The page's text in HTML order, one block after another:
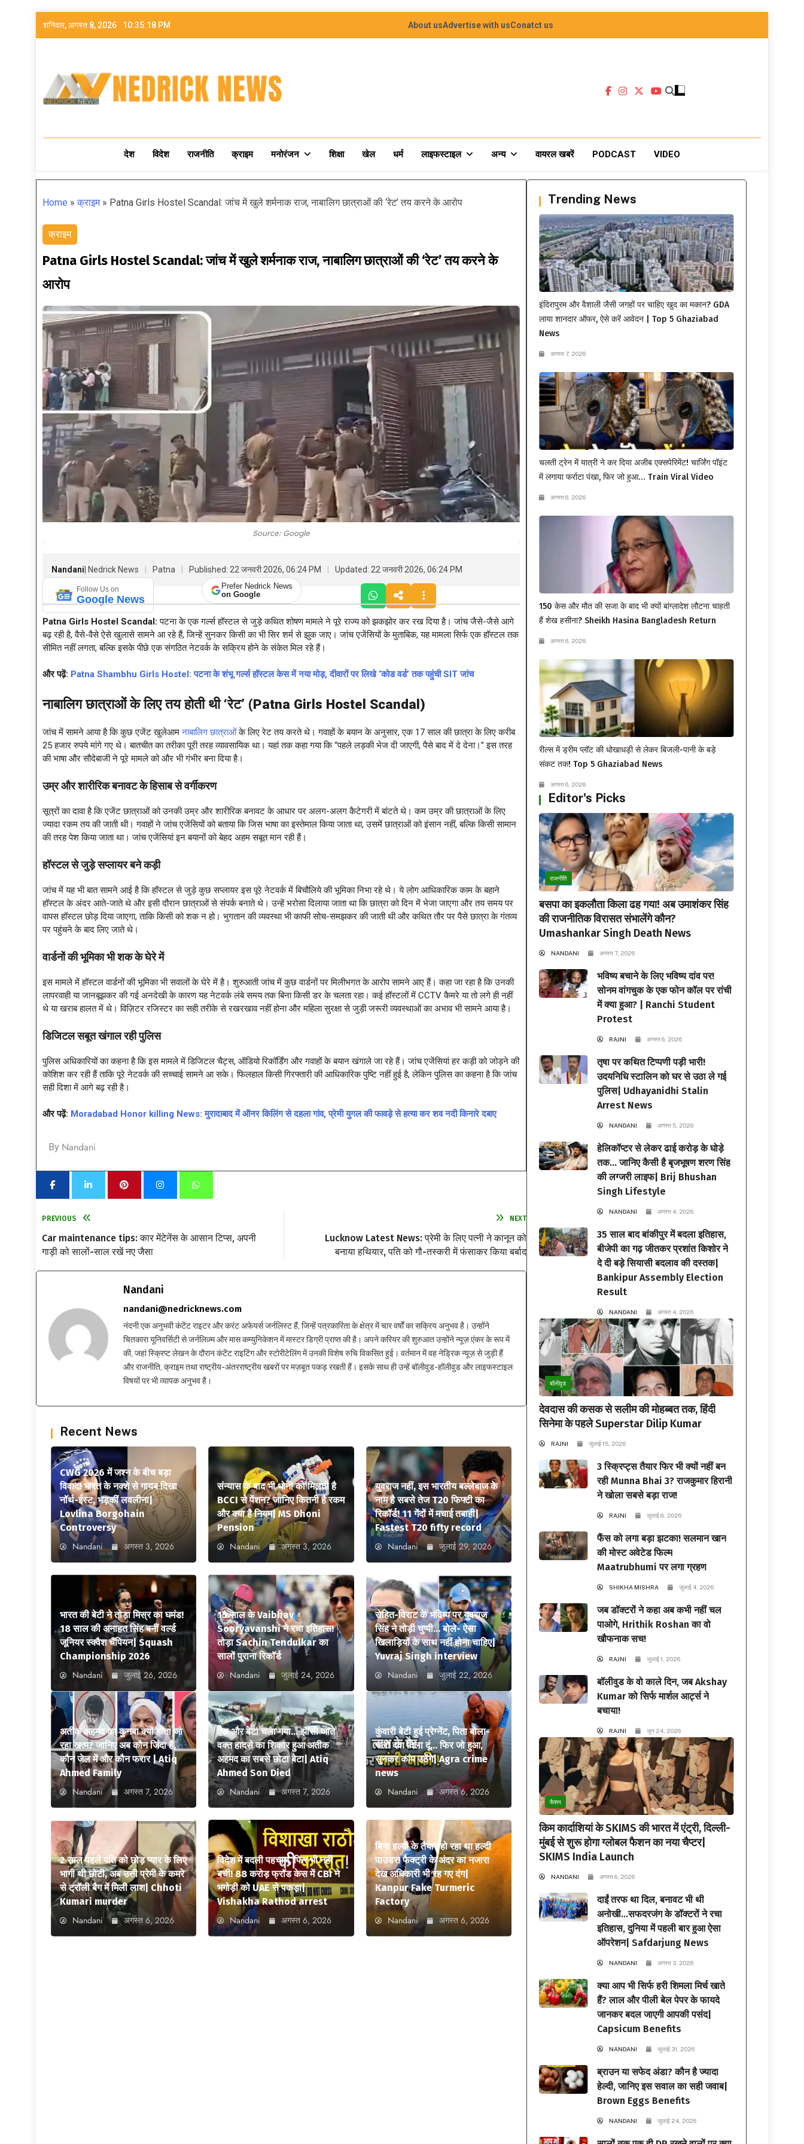
शनिवार, अगस्त 8, 2026 10:35:19 PM About usAdvertise with usConatct us
NEDRICK NEWS
देश विदेश राजनीति क्राइम मनोरंजन शिक्षा खेल धर्म लाइफस्टाइल अन्य वायरल खबरें PODCAST VIDEO
Home »क्राइम» Patna Girls Hostel Scandal: जांच में खुले शर्मनाक राज, नाबालिग छात्राओं की ‘रेट’ तय करने के आरोप
क्राइम
Patna Girls Hostel Scandal: जांच में खुले शर्मनाक राज, नाबालिग छात्राओं की ‘रेट’ तय करने के
आरोप
Source: Google
Nandani | Nedrick News Patna Published: 22 जनवरी 2026, 06:24 PM Updated: 22 जनवरी 2026, 06:24 PM
Follow Us on
Google News
Prefer Nedrick News
on Google
Patna Girls Hostel Scandal: पटना के एक गर्ल्स हॉस्टल से जुड़े कथित शोषण मामले ने पूरे राज्य को झकझोर कर रख दिया है। जांच जैसे-जैसे आगे
बढ़ रही है, वैसे-वैसे ऐसे खुलासे सामने आ रहे हैं, जिन्हें सुनकर किसी का भी सिर शर्म से झुक जाए। जांच एजेंसियों के मुताबिक, यह मामला सिर्फ एक हॉस्टल तक
सीमित नहीं लगता, बल्कि इसके पीछे एक संगठित नेटवर्क के सक्रिय होने के संकेत मिल रहे हैं।
और पढ़ें: Patna Shambhu Girls Hostel: पटना के शंभू गर्ल्स हॉस्टल केस में नया मोड़, दीवारों पर लिखे ‘कोड वर्ड’ तक पहुंची SIT जांच
नाबालिग छात्राओं के लिए तय होती थी‘रेट’ (Patna Girls Hostel Scandal)
जांच में सामने आया है कि कुछ एजेंट खुलेआमनाबालिग छात्राओंके लिए रेट तय करते थे। गवाहों के बयान के अनुसार, एक 17 साल की छात्रा के लिए करीब
25 हजार रुपये मांगे गए थे। बातचीत का तरीका पूरी तरह व्यावसायिक था। यहां तक कहा गया कि “पहले लड़की भेज दी जाएगी, पैसे बाद में दे देना।” इस तरह
की भाषा और सौदेबाजी ने पूरे मामले को और भी गंभीर बना दिया है।
उम्र और शारीरिक बनावट के हिसाब से वर्गीकरण
सूत्रों का दावा है कि एजेंट छात्राओं को उनकी उम्र और शारीरिक बनावट के आधार पर अलग-अलग कैटेगरी में बांटते थे। कम उम्र की छात्राओं के लिए
ज्यादा रकम तय की जाती थी। गवाहों ने जांच एजेंसियों को बताया कि जिस भाषा का इस्तेमाल किया जाता था, उसमें छात्राओं को इंसान नहीं, बल्कि किसी सामान
की तरह पेश किया जाता था। जांच एजेंसियां इन बयानों को बेहद अहम सबूत मान रही हैं।
हॉस्टल से जुड़े सप्लायर बने कड़ी
जांच में यह भी बात सामने आई है कि हॉस्टल से जुड़े कुछ सप्लायर इस पूरे नेटवर्क में बिचौलिये की भूमिका निभा रहे थे। ये लोग आधिकारिक काम के बहाने
हॉस्टल के अंदर आते-जाते थे और इसी दौरान छात्राओं से संपर्क बनाते थे। उन्हें भरोसा दिलाया जाता था कि छात्रा को दिन में भेजा जाएगा और तय समय पर
वापस हॉस्टल छोड़ दिया जाएगा, ताकि किसी को शक न हो। भुगतान की व्यवस्था भी काफी सोच-समझकर की जाती थी और कथित तौर पर पैसे छात्रा के गंतव्य
पर पहुंचने के बाद लिए जाते थे।
वार्डनों की भूमिका भी शक के घेरे में
इस मामले में हॉस्टल वार्डनों की भूमिका भी सवालों के घेरे में है। शुरुआती जांच में कुछ वार्डनों पर मिलीभगत के आरोप सामने आए हैं। कहा जा रहा है कि उनकी
लापरवाही या जानबूझकर की गई अनदेखी के कारण यह नेटवर्क लंबे समय तक बिना किसी डर के चलता रहा। कई हॉस्टलों में CCTV कैमरे या तो लगे ही नहीं
थे या खराब हालत में थे। विज़िटर रजिस्टर का सही तरीके से रखरखाव नहीं होना और महिला सुरक्षा से जुड़ी जरूरी व्यवस्थाओं का अभाव भी सामने आया है।
डिजिटल सबूत खंगाल रही पुलिस
पुलिस अधिकारियों का कहना है कि इस मामले में डिजिटल चैट्स, ऑडियो रिकॉर्डिंग और गवाहों के बयान खंगाले जा रहे हैं। जांच एजेंसियां हर कड़ी को जोड़ने की
कोशिश कर रही हैं ताकि पूरे नेटवर्क की सच्चाई सामने आ सके। फिलहाल किसी गिरफ्तारी की आधिकारिक पुष्टि नहीं हुई है, लेकिन पुलिस का कहना है कि जांच
सही दिशा में आगे बढ़ रही है।
और पढ़ें: Moradabad Honor killing News: मुरादाबाद में ऑनर किलिंग से दहला गांव, प्रेमी युगल की फावड़े से हत्या कर शव नदी किनारे दबाए
By Nandani
PREVIOUS
Car maintenance tips: कार मेंटेनेंस के आसान टिप्स, अपनी
गाड़ी को सालों-साल रखें नए जैसा
NEXT
Lucknow Latest News: प्रेमी के लिए पत्नी ने कानून को
बनाया हथियार, पति को गौ-तस्करी में फंसाकर किया बर्बाद
Nandani
nandani@nedricknews.com
नंदनी एक अनुभवी कंटेंट राइटर और करंट अफेयर्स जर्नलिस्ट हैं, जिन्हें पत्रकारिता के क्षेत्र में चार वर्षों का सक्रिय अनुभव है। उन्होंने
चितकारा यूनिवर्सिटी से जर्नलिज़्म और मास कम्युनिकेशन में मास्टर डिग्री प्राप्त की है। अपने करियर की शुरुआत उन्होंने न्यूज़ एंकर के रूप में
की, जहां स्क्रिप्ट लेखन के दौरान कंटेंट राइटिंग और स्टोरीटेलिंग में उनकी विशेष रुचि विकसित हुई। वर्तमान में वह नेड्रिक न्यूज़ से जुड़ी हैं
और राजनीति, क्राइम तथा राष्ट्रीय-अंतरराष्ट्रीय खबरों पर मज़बूत पकड़ रखती हैं। इसके साथ ही उन्हें बॉलीवुड-हॉलीवुड और लाइफस्टाइल
विषयों पर भी व्यापक अनुभव है।
Recent News
CWG 2026 में जश्न के बीच बड़ा
विवाद! भारत के नक्शे से गायब दिखा
नॉर्थ-ईस्ट, भड़कीं लवलीना|
Lovlina Borgohain
Controversy
Nandani अगस्त 3, 2026
संन्यास के बाद भी धोनी को मिलती है
BCCI से पेंशन? जानिए कितनी है रकम
और क्या है नियम| MS Dhoni
Pension
Nandani अगस्त 3, 2026
युवराज नहीं, इस भारतीय बल्लेबाज के
नाम है सबसे तेज T20 फिफ्टी का
रिकॉर्ड! 11 गेंदों में मचाई तबाही|
Fastest T20 fifty record
Nandani जुलाई 29, 2026
भारत की बेटी ने तोड़ा मिस्र का घमंड!
18 साल की अनाहत सिंह बनीं वर्ल्ड
जूनियर स्क्वैश चैंपियन| Squash
Championship 2026
Nandani जुलाई 26, 2026
15 साल के Vaibhav
Sooryavanshi ने रचा इतिहास!
तोड़ा Sachin Tendulkar का
सालों पुराना रिकॉर्ड
Nandani जुलाई 24, 2026
रोहित-विराट के भविष्य पर युवराज
सिंह ने तोड़ी चुप्पी… बोले- ऐसा
खिलाड़ियों के साथ नहीं होना चाहिए|
Yuvraj Singh interview
Nandani जुलाई 22, 2026
अतीक अहमद का कुनबा क्यों होता जा
रहा खत्म? जानिए अब कौन जिंदा है,
कौन जेल में और कौन फरार | Atiq
Ahmed Family
Nandani अगस्त 7, 2026
एक और बेटा चला गया… झांसी जाते
वक्त हादसे का शिकार हुआ अतीक
अहमद का सबसे छोटा बेटा| Atiq
Ahmed Son Died
Nandani अगस्त 7, 2026
कुंवारी बेटी हुई प्रेग्नेंट, पिता बोला-
चलो दवा दिला दूं… फिर जो हुआ,
सुनकर कांप उठेंगे| Agra crime
news
Nandani अगस्त 6, 2026
2 साल पहले पति को छोड़ प्यार के लिए
भागी थी छोटी, अब उसी प्रेमी के कमरे
से ट्रॉली बैग में मिली लाश| Chhoti
Kumari murder
Nandani अगस्त 6, 2026
विदेश में बदली पहचान, फिर भी नहीं
बची! 88 करोड़ फ्रॉड केस में CBI ने
भगोड़ी को UAE से पकड़ा|
Vishakha Rathod arrest
Nandani अगस्त 6, 2026
बिना हल्दी के तैयार हो रहा था हल्दी
पाउडर! फैक्ट्री के अंदर का नजारा
देख अधिकारी भी रह गए दंग|
Kanpur Fake Turmeric
Factory
Nandani अगस्त 6, 2026
Trending News
इंदिरापुरम और वैशाली जैसी जगहों पर चाहिए खुद का मकान? GDA
लाया शानदार ऑफर, ऐसे करें आवेदन | Top 5 Ghaziabad
News
अगस्त 7, 2026
चलती ट्रेन में यात्री ने कर दिया अजीब एक्सपेरिमेंट! चार्जिंग पॉइंट
में लगाया फर्राटा पंखा, फिर जो हुआ… Train Viral Video
अगस्त 6, 2026
150 केस और मौत की सजा के बाद भी क्यों बांग्लादेश लौटना चाहती
हैं शेख हसीना? Sheikh Hasina Bangladesh Return
अगस्त 6, 2026
रील्स में ड्रीम प्लॉट की धोखाधड़ी से लेकर बिजली-पानी के बड़े
संकट तक! Top 5 Ghaziabad News
अगस्त 6, 2026
Editor's Picks
राजनीति
बसपा का इकलौता किला ढह गया! अब उमाशंकर सिंह
की राजनीतिक विरासत संभालेंगे कौन?
Umashankar Singh Death News
NANDANI अगस्त 7, 2026
भविष्य बचाने के लिए भविष्य दांव पर!
सोनम वांगचुक के एक फोन कॉल पर रांची
में क्या हुआ? | Ranchi Student
Protest
RAJNI अगस्त 6, 2026
तृषा पर कथित टिप्पणी पड़ी भारी!
उदयनिधि स्टालिन को घर से उठा ले गई
पुलिस| Udhayanidhi Stalin
Arrest News
NANDANI अगस्त 5, 2026
हेलिकॉप्टर से लेकर ढाई करोड़ के घोड़े
तक… जानिए कैसी है बृजभूषण शरण सिंह
की लग्जरी लाइफ| Brij Bhushan
Singh Lifestyle
NANDANI अगस्त 4, 2026
35 साल बाद बांकीपुर में बदला इतिहास,
बीजेपी का गढ़ जीतकर प्रशांत किशोर ने
दे दी बड़े सियासी बदलाव की दस्तक|
Bankipur Assembly Election
Result
NANDANI अगस्त 4, 2026
बॉलीवुड
देवदास की कसक से सलीम की मोहब्बत तक, हिंदी
सिनेमा के पहले Superstar Dilip Kumar
RAJNI जुलाई 15, 2026
3 स्क्रिप्ट्स तैयार फिर भी क्यों नहीं बन
रही Munna Bhai 3? राजकुमार हिरानी
ने खोला सबसे बड़ा राज!
RAJNI जुलाई 8, 2026
फैंस को लगा बड़ा झटका! सलमान खान
की मोस्ट अवेटेड फिल्म
Maatrubhumi पर लगा ग्रहण
SHIKHA MISHRA जुलाई 4, 2026
जब डॉक्टरों ने कहा अब कभी नहीं चल
पाओगे, Hrithik Roshan का वो
खौफनाक सच!
RAJNI जुलाई 1, 2026
बॉलीवुड के वो काले दिन, जब Akshay
Kumar को सिर्फ मार्शल आर्ट्स ने
बचाया!
RAJNI जून 24, 2026
फैशन
किम कार्दाशियां के SKIMS की भारत में एंट्री, दिल्ली-
मुंबई से शुरू होगा ग्लोबल फैशन का नया चैप्टर|
SKIMS India Launch
NANDANI अगस्त 6, 2026
दाईं तरफ था दिल, बनावट भी थी
अनोखी…सफदरजंग के डॉक्टरों ने रचा
इतिहास, दुनिया में पहली बार हुआ ऐसा
ऑपरेशन| Safdarjung News
NANDANI अगस्त 3, 2026
क्या आप भी सिर्फ हरी शिमला मिर्च खाते
हैं? लाल और पीली बेल पेपर के फायदे
जानकर बदल जाएगी आपकी पसंद|
Capsicum Benefits
NANDANI जुलाई 31, 2026
ब्राउन या सफेद अंडा? कौन है ज्यादा
हेल्दी, जानिए इस सवाल का सही जवाब|
Brown Eggs Benefits
NANDANI जुलाई 24, 2026